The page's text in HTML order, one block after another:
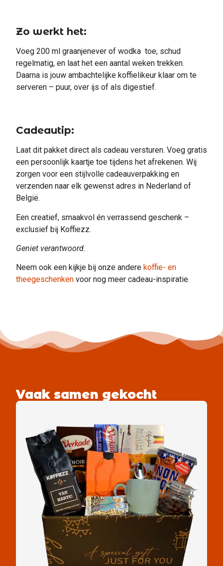
Zo werkt het:
Voeg 200 ml graanjenever of wodka toe, schud
regelmatig, en laat het een aantal weken trekken.
Daarna is jouw ambachtelijke koffielikeur klaar om te
serveren – puur, over ijs of als digestief.
Cadeautip:
Laat dit pakket direct als cadeau versturen. Voeg gratis
een persoonlijk kaartje toe tijdens het afrekenen. Wij
zorgen voor een stijlvolle cadeauverpakking en
verzenden naar elk gewenst adres in Nederland of
België.
Een creatief, smaakvol én verrassend geschenk –
exclusief bij Koffiezz.
Geniet verantwoord.
Neem ook een kijkje bij onze andere koffie- en
theegeschenken voor nog meer cadeau-inspiratie.
Vaak samen gekocht